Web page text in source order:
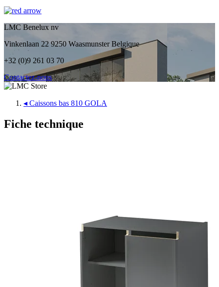
LMC Benelux nv
Vinkenlaan 22 9250 Waasmunster Belgique
+32 (0)9 261 03 70
Contactez-nous
◂ Caissons bas 810 GOLA
Fiche technique